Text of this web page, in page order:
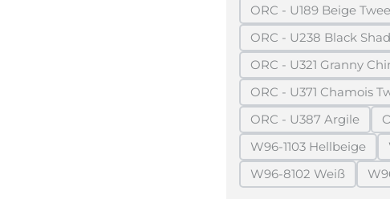
ORC - U189 Beige
(Diese
ORC - U238 Black
(Diese
ORC - U321 Granny
(Diese
ORC - U371 Chamois
(Diese
ORC - U387 Argile
(Diese Option
W96-1103 Hellbeige
(Diese Option
W96-8102 Weiß
(Diese Option ist